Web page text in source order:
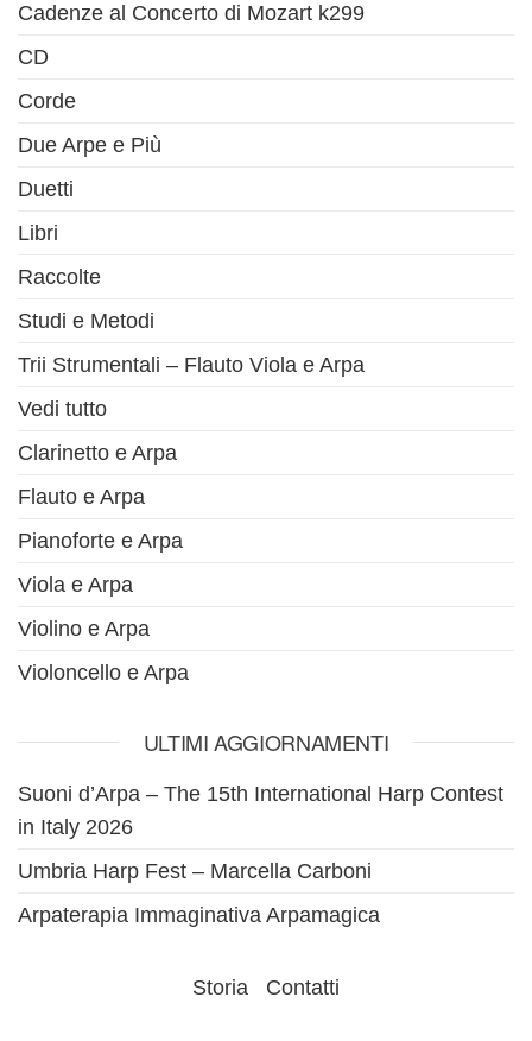
Cadenze al Concerto di Mozart k299
CD
Corde
Due Arpe e Più
Duetti
Libri
Raccolte
Studi e Metodi
Trii Strumentali – Flauto Viola e Arpa
Vedi tutto
Clarinetto e Arpa
Flauto e Arpa
Pianoforte e Arpa
Viola e Arpa
Violino e Arpa
Violoncello e Arpa
ULTIMI AGGIORNAMENTI
Suoni d’Arpa – The 15th International Harp Contest
in Italy 2026
Umbria Harp Fest – Marcella Carboni
Arpaterapia Immaginativa Arpamagica
Storia Contatti